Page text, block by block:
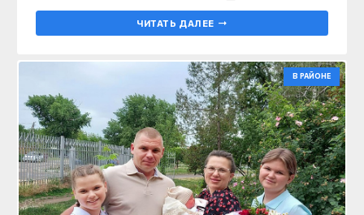
ЧИТАТЬ ДАЛЕЕ
В РАЙОНЕ